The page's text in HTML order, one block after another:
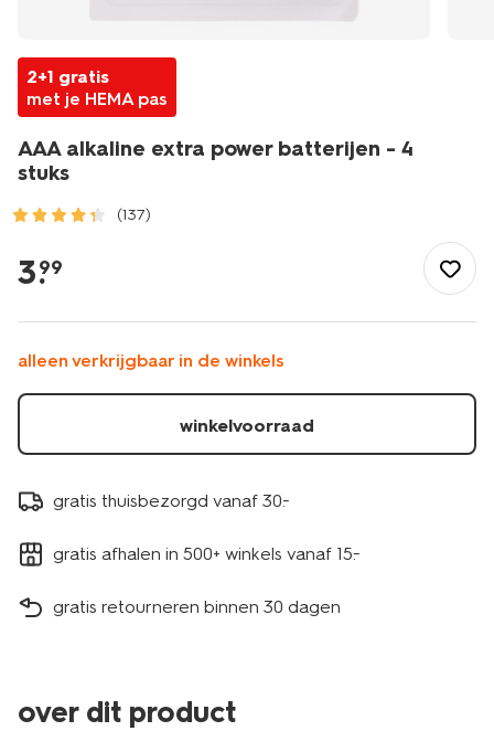
2+1 gratis
met je HEMA pas
AAA alkaline extra power batterijen - 4
stuks
(137)
kantoor/elektronica/opladen-
geheugen/aaa-
extra-
power-
batterijen-
-
stuks-
3.
99
alleen verkrijgbaar in de winkels
winkelvoorraad
gratis thuisbezorgd vanaf 30.-
gratis afhalen in 500+ winkels vanaf 15.-
gratis retourneren binnen 30 dagen
over dit product